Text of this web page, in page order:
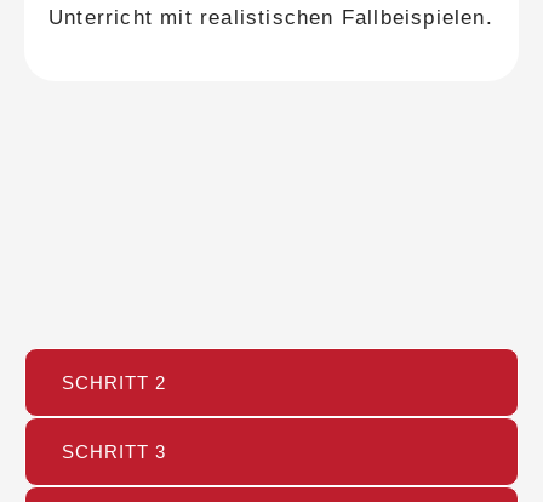
Unterricht mit realistischen Fallbeispielen.
SCHRITT 2
SCHRITT 3